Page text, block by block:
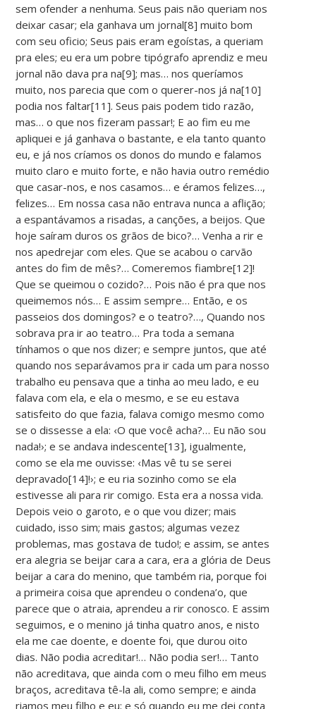
sem ofender a nenhuma. Seus pais não queriam nos
deixar casar; ela ganhava um jornal[8] muito bom
com seu oficio; Seus pais eram egoístas, a queriam
pra eles; eu era um pobre tipógrafo aprendiz e meu
jornal não dava pra na[9]; mas… nos queríamos
muito, nos parecia que com o querer-nos já na[10]
podia nos faltar[11]. Seus pais podem tido razão,
mas… o que nos fizeram passar!; E ao fim eu me
apliquei e já ganhava o bastante, e ela tanto quanto
eu, e já nos críamos os donos do mundo e falamos
muito claro e muito forte, e não havia outro remédio
que casar-nos, e nos casamos… e éramos felizes…,
felizes… Em nossa casa não entrava nunca a aflição;
a espantávamos a risadas, a canções, a beijos. Que
hoje saíram duros os grãos de bico?… Venha a rir e
nos apedrejar com eles. Que se acabou o carvão
antes do fim de mês?… Comeremos fiambre[12]!
Que se queimou o cozido?… Pois não é pra que nos
queimemos nós… E assim sempre… Então, e os
passeios dos domingos? e o teatro?…, Quando nos
sobrava pra ir ao teatro… Pra toda a semana
tínhamos o que nos dizer; e sempre juntos, que até
quando nos separávamos pra ir cada um para nosso
trabalho eu pensava que a tinha ao meu lado, e eu
falava com ela, e ela o mesmo, e se eu estava
satisfeito do que fazia, falava comigo mesmo como
se o dissesse a ela: ‹O que você acha?… Eu não sou
nada!›; e se andava indescente[13], igualmente,
como se ela me ouvisse: ‹Mas vê tu se serei
depravado[14]!›; e eu ria sozinho como se ela
estivesse ali para rir comigo. Esta era a nossa vida.
Depois veio o garoto, e o que vou dizer; mais
cuidado, isso sim; mais gastos; algumas vezez
problemas, mas gostava de tudo!; e assim, se antes
era alegria se beijar cara a cara, era a glória de Deus
beijar a cara do menino, que também ria, porque foi
a primeira coisa que aprendeu o condena’o, que
parece que o atraia, aprendeu a rir conosco. E assim
seguimos, e o menino já tinha quatro anos, e nisto
ela me cae doente, e doente foi, que durou oito
dias. Não podia acreditar!… Não podia ser!… Tanto
não acreditava, que ainda com o meu filho em meus
braços, acreditava tê-la ali, como sempre; e ainda
riamos meu filho e eu; e só quando eu me dei conta